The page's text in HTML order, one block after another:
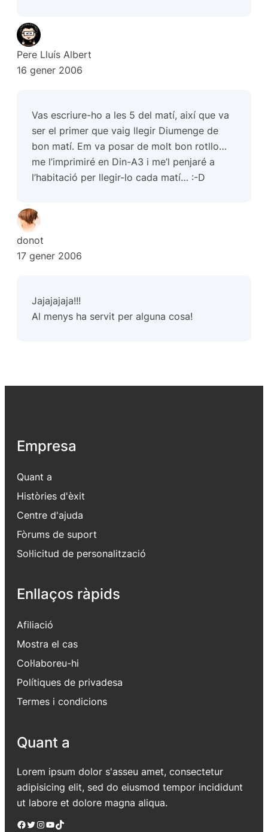
Pere Lluís Albert
16 gener 2006
Vas escriure-ho a les 5 del matí, així que va
ser el primer que vaig llegir Diumenge de
bon matí. Em va posar de molt bon rotllo…
me l’imprimiré en Din-A3 i me’l penjaré a
l’habitació per llegir-lo cada matí… :-D
donot
17 gener 2006
Jajajajaja!!!
Al menys ha servit per alguna cosa!
Empresa
Quant a
Històries d'èxit
Centre d'ajuda
Fòrums de suport
Sol·licitud de personalització
Enllaços ràpids
Afiliació
Mostra el cas
Col·laboreu-hi
Polítiques de privadesa
Termes i condicions
Quant a
Lorem ipsum dolor s'asseu amet, consectetur
adipisicing elit, sed do eiusmod tempor incididunt
ut labore et dolore magna aliqua.
Facebook Twitter Instagram YouTube TikTok